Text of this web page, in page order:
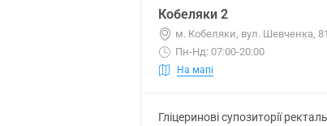
Кобеляки 2
м. Кобеляки, вул. Шевченка,
Пн-Нд: 07:00-20:00
На мапі
Гліцеринові супозиторії